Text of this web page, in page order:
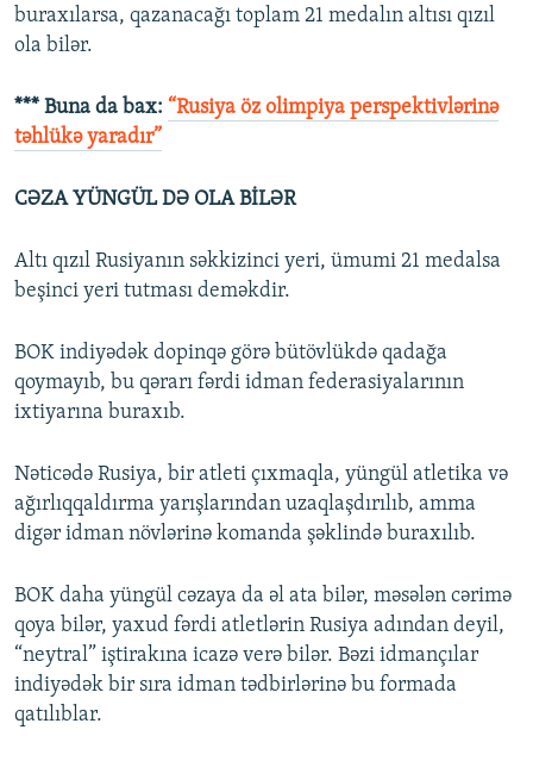
buraxılarsa, qazanacağı toplam 21 medalın altısı qızıl
ola bilər.
*** Buna da bax: “Rusiya öz olimpiya perspektivlərinə
təhlükə yaradır”
CƏZA YÜNGÜL DƏ OLA BİLƏR
Altı qızıl Rusiyanın səkkizinci yeri, ümumi 21 medalsa
beşinci yeri tutması deməkdir.
BOK indiyədək dopinqə görə bütövlükdə qadağa
qoymayıb, bu qərarı fərdi idman federasiyalarının
ixtiyarına buraxıb.
Nəticədə Rusiya, bir atleti çıxmaqla, yüngül atletika və
ağırlıqqaldırma yarışlarından uzaqlaşdırılıb, amma
digər idman növlərinə komanda şəklində buraxılıb.
BOK daha yüngül cəzaya da əl ata bilər, məsələn cərimə
qoya bilər, yaxud fərdi atletlərin Rusiya adından deyil,
“neytral” iştirakına icazə verə bilər. Bəzi idmançılar
indiyədək bir sıra idman tədbirlərinə bu formada
qatılıblar.